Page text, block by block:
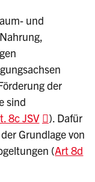
und
der
sind
8c JSV
). Dafür
Grundlage von
(Art 8d